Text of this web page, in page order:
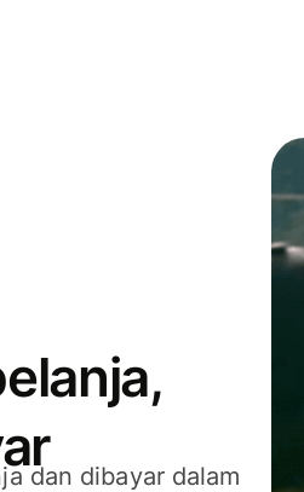
dan dibayar dalam